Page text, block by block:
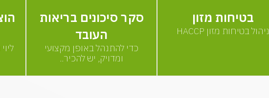
בטיחות מזון
ניהול בטיחות מזון HACCP
סקר סיכונים בריאות
העובד
כדי להתנהל באופן מקצועי
ומדויק, יש להכיר..